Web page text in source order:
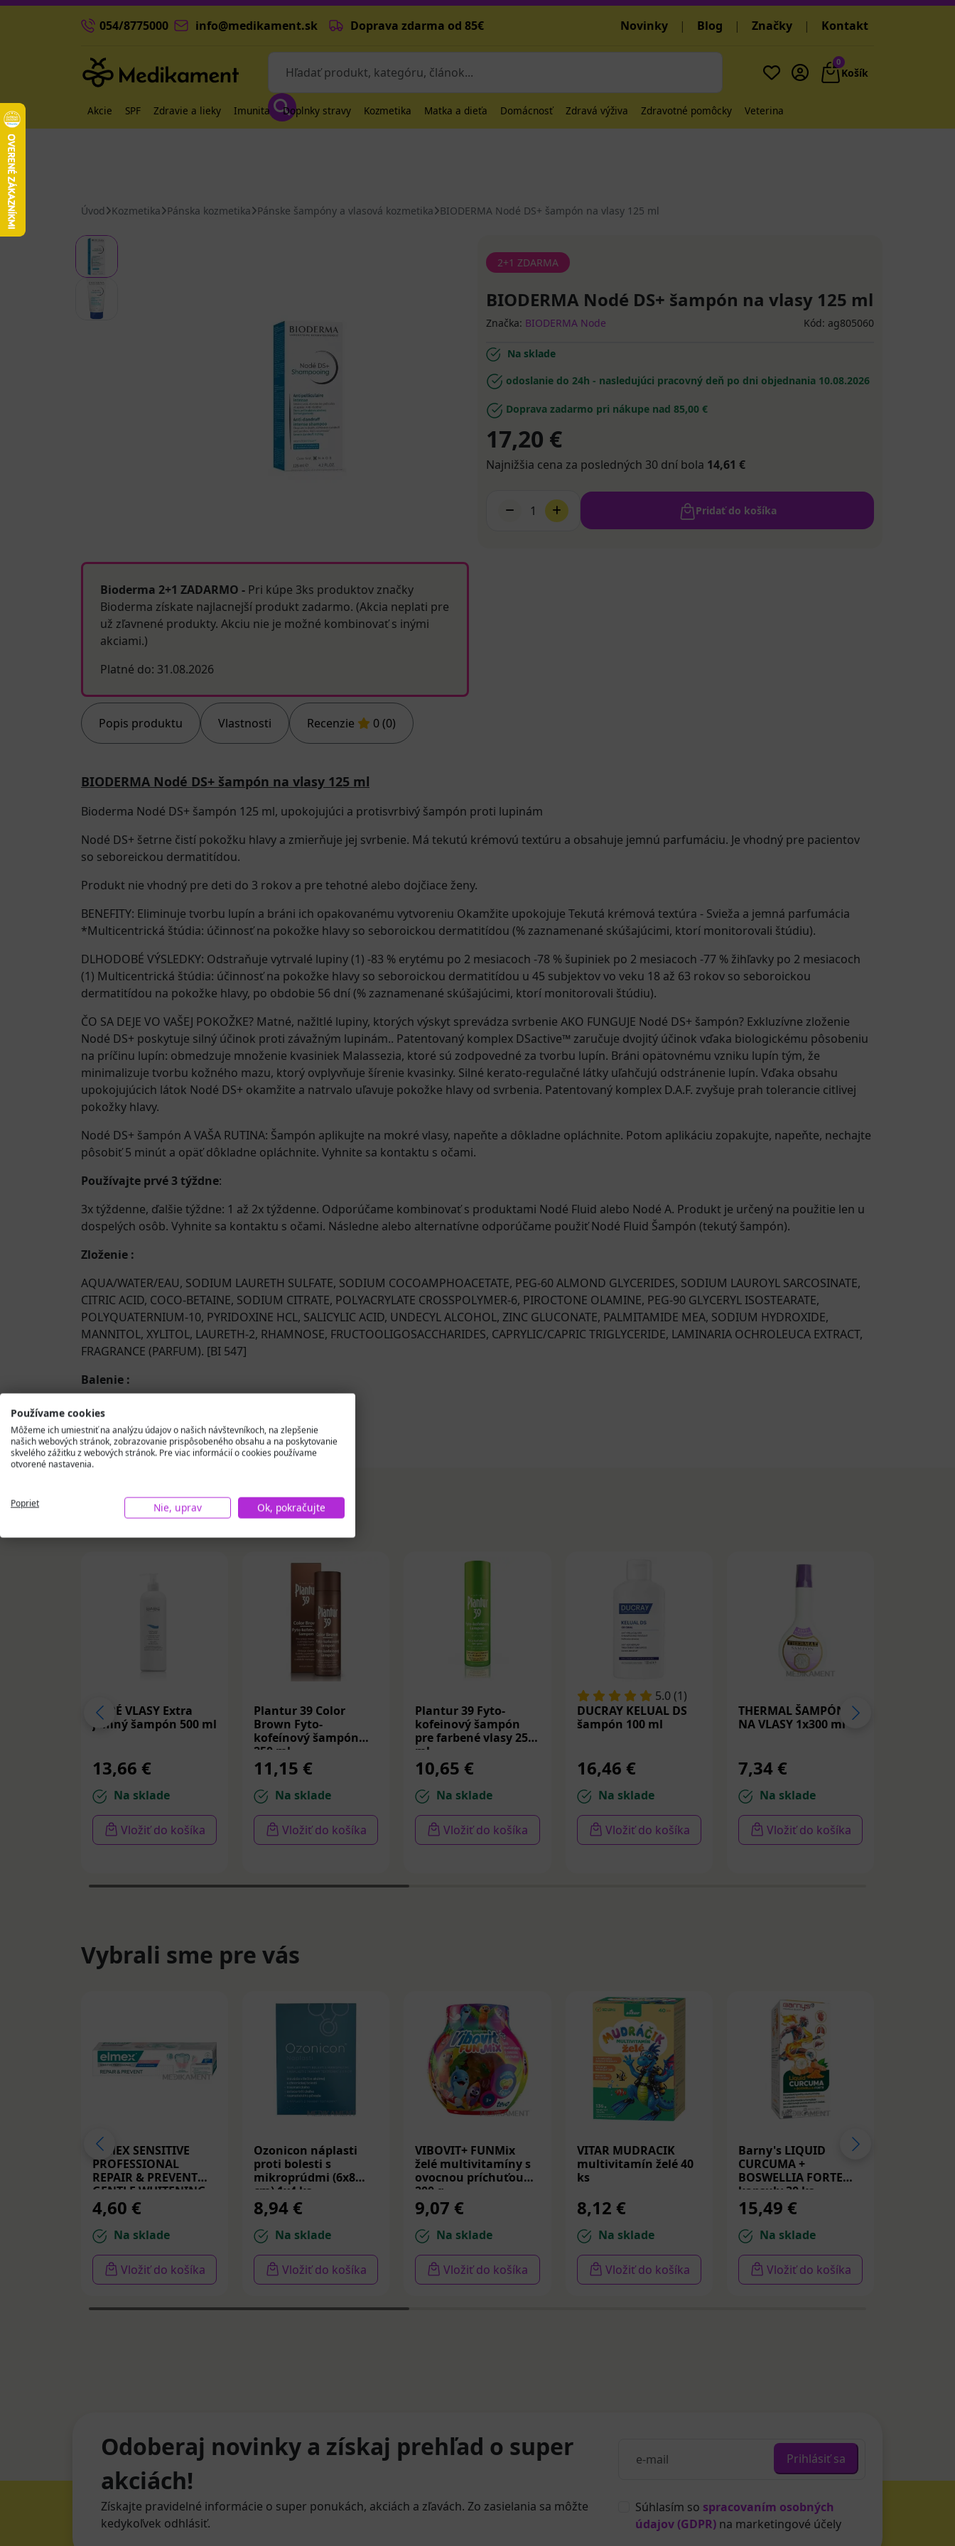
054/8775000 info@medikament.sk Doprava zdarma od 85€ Novinky | Blog | Značky | Kontakt
0
Košík
Akcie SPF Zdravie a lieky Imunita Doplnky stravy Kozmetika Matka a dieťa Domácnosť Zdravá výživa Zdravotné pomôcky Veterina
Úvod Kozmetika Pánska kozmetika Pánske šampóny a vlasová kozmetika BIODERMA Nodé DS+ šampón na vlasy 125 ml
Bioderma 2+1 ZADARMO - Pri kúpe 3ks produktov značky
Bioderma získate najlacnejší produkt zadarmo. (Akcia neplati pre
už zľavnené produkty. Akciu nie je možné kombinovať s inými
akciami.)
Platné do: 31.08.2026
Popis produktu Vlastnosti Recenzie 0 (0)
2+1 ZDARMA
BIODERMA Nodé DS+ šampón na vlasy 125 ml
Značka: BIODERMA Node Kód: ag805060
Na sklade
odoslanie do 24h - nasledujúci pracovný deň po dni objednania 10.08.2026
Doprava zadarmo pri nákupe nad 85,00 €
17,20 €
Najnižšia cena za posledných 30 dní bola 14,61 €
1 Pridať do košíka
BIODERMA Nodé DS+ šampón na vlasy 125 ml
Bioderma Nodé DS+ šampón 125 ml, upokojujúci a protisvrbivý šampón proti lupinám
Nodé DS+ šetrne čistí pokožku hlavy a zmierňuje jej svrbenie. Má tekutú krémovú textúru a obsahuje jemnú parfumáciu. Je vhodný pre pacientov
so seboreickou dermatitídou.
Produkt nie vhodný pre deti do 3 rokov a pre tehotné alebo dojčiace ženy.
BENEFITY: Eliminuje tvorbu lupín a bráni ich opakovanému vytvoreniu Okamžite upokojuje Tekutá krémová textúra - Svieža a jemná parfumácia
*Multicentrická štúdia: účinnosť na pokožke hlavy so seboroickou dermatitídou (% zaznamenané skúšajúcimi, ktorí monitorovali štúdiu).
DLHODOBÉ VÝSLEDKY: Odstraňuje vytrvalé lupiny (1) -83 % erytému po 2 mesiacoch -78 % šupiniek po 2 mesiacoch -77 % žihľavky po 2 mesiacoch
(1) Multicentrická štúdia: účinnosť na pokožke hlavy so seboroickou dermatitídou u 45 subjektov vo veku 18 až 63 rokov so seboroickou
dermatitídou na pokožke hlavy, po obdobie 56 dní (% zaznamenané skúšajúcimi, ktorí monitorovali štúdiu).
ČO SA DEJE VO VAŠEJ POKOŽKE? Matné, nažltlé lupiny, ktorých výskyt sprevádza svrbenie AKO FUNGUJE Nodé DS+ šampón? Exkluzívne zloženie
Nodé DS+ poskytuje silný účinok proti závažným lupinám.. Patentovaný komplex DSactive™ zaručuje dvojitý účinok vďaka biologickému pôsobeniu
na príčinu lupín: obmedzuje množenie kvasiniek Malassezia, ktoré sú zodpovedné za tvorbu lupín. Bráni opätovnému vzniku lupín tým, že
minimalizuje tvorbu kožného mazu, ktorý ovplyvňuje šírenie kvasinky. Silné kerato-regulačné látky uľahčujú odstránenie lupín. Vďaka obsahu
upokojujúcich látok Nodé DS+ okamžite a natrvalo uľavuje pokožke hlavy od svrbenia. Patentovaný komplex D.A.F. zvyšuje prah tolerancie citlivej
pokožky hlavy.
Nodé DS+ šampón A VAŠA RUTINA: Šampón aplikujte na mokré vlasy, napeňte a dôkladne opláchnite. Potom aplikáciu zopakujte, napeňte, nechajte
pôsobiť 5 minút a opäť dôkladne opláchnite. Vyhnite sa kontaktu s očami.
Používajte prvé 3 týždne:
3x týždenne, ďalšie týždne: 1 až 2x týždenne. Odporúčame kombinovať s produktami Nodé Fluid alebo Nodé A. Produkt je určený na použitie len u
dospelých osôb. Vyhnite sa kontaktu s očami. Následne alebo alternatívne odporúčame použiť Nodé Fluid Šampón (tekutý šampón).
Zloženie :
AQUA/WATER/EAU, SODIUM LAURETH SULFATE, SODIUM COCOAMPHOACETATE, PEG-60 ALMOND GLYCERIDES, SODIUM LAUROYL SARCOSINATE,
CITRIC ACID, COCO-BETAINE, SODIUM CITRATE, POLYACRYLATE CROSSPOLYMER-6, PIROCTONE OLAMINE, PEG-90 GLYCERYL ISOSTEARATE,
POLYQUATERNIUM-10, PYRIDOXINE HCL, SALICYLIC ACID, UNDECYL ALCOHOL, ZINC GLUCONATE, PALMITAMIDE MEA, SODIUM HYDROXIDE,
MANNITOL, XYLITOL, LAURETH-2, RHAMNOSE, FRUCTOOLIGOSACCHARIDES, CAPRYLIC/CAPRIC TRIGLYCERIDE, LAMINARIA OCHROLEUCA EXTRACT,
FRAGRANCE (PARFUM). [BI 547]
Balenie :
125 ml
Podobné produkty
BABÉ VLASY Extra
jemný šampón 500 ml
13,66 €
Na sklade
Vložiť do košíka
Plantur 39 Color
Brown Fyto-
kofeínový šampón
250 ml
11,15 €
Na sklade
Vložiť do košíka
Plantur 39 Fyto-
kofeinový šampón
pre farbené vlasy 250
ml
10,65 €
Na sklade
Vložiť do košíka
5.0 (1)
DUCRAY KELUAL DS
šampón 100 ml
16,46 €
Na sklade
Vložiť do košíka
THERMAL ŠAMPÓN
NA VLASY 1x300 ml
7,34 €
Na sklade
Vložiť do košíka
Vybrali sme pre vás
ELMEX SENSITIVE
PROFESSIONAL
REPAIR & PREVENT
GENTLE WHITENING,
zubná pasta 75 ml
4,60 €
Na sklade
Vložiť do košíka
Ozonicon náplasti
proti bolesti s
mikroprúdmi (6x8
cm) 1x4 ks
8,94 €
Na sklade
Vložiť do košíka
VIBOVIT+ FUNMix
želé multivitamíny s
ovocnou príchuťou
200 g
9,07 €
Na sklade
Vložiť do košíka
VITAR MUDRACIK
multivitamín želé 40
ks
8,12 €
Na sklade
Vložiť do košíka
Barny's LIQUID
CURCUMA +
BOSWELLIA FORTE
kapsuly 30 ks
15,49 €
Na sklade
Vložiť do košíka
Odoberaj novinky a získaj prehľad o super
akciách!
Získajte pravidelné informácie o super ponukách, akciách a zľavách. Zo zasielania sa môžte
kedykoľvek odhlásiť.
Prihlásiť sa
Súhlasím so spracovaním osobných
údajov (GDPR) na marketingové účely
Používame cookies
Môžeme ich umiestniť na analýzu údajov o našich návštevníkoch, na zlepšenie
našich webových stránok, zobrazovanie prispôsobeného obsahu a na poskytovanie
skvelého zážitku z webových stránok. Pre viac informácií o cookies používame
otvorené nastavenia.
Poprieť Nie, uprav Ok, pokračujte